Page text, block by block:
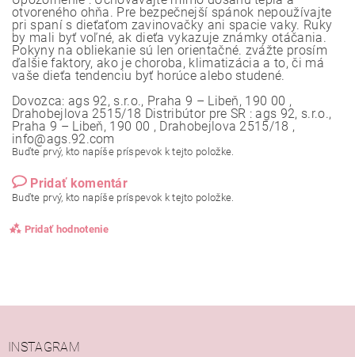
otvoreného ohňa. Pre bezpečnejší spánok nepoužívajte
pri spaní s dieťaťom zavinovačky ani spacie vaky. Ruky
by mali byť voľné, ak dieťa vykazuje známky otáčania.
Pokyny na obliekanie sú len orientačné. zvážte prosím
ďalšie faktory, ako je choroba, klimatizácia a to, či má
vaše dieťa tendenciu byť horúce alebo studené.
Dovozca: ags 92, s.r.o., Praha 9 – Libeň, 190 00 ,
Drahobejlova 2515/18 Distribútor pre SR : ags 92, s.r.o.,
Praha 9 – Libeň, 190 00 , Drahobejlova 2515/18 ,
info@ags.92.com
Buďte prvý, kto napíše príspevok k tejto položke.
Pridať komentár
Buďte prvý, kto napíše príspevok k tejto položke.
Pridať hodnotenie
INSTAGRAM